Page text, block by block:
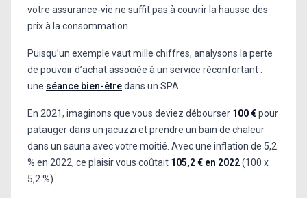
votre assurance-vie ne suffit pas à couvrir la hausse des
prix à la consommation.
Puisqu’un exemple vaut mille chiffres, analysons la perte
de pouvoir d’achat associée à un service réconfortant :
une séance bien-êtredans un SPA.
En 2021, imaginons que vous deviez débourser 100 €pour
patauger dans un jacuzzi et prendre un bain de chaleur
dans un sauna avec votre moitié. Avec une inflation de 5,2
% en 2022, ce plaisir vous coûtait 105,2 € en 2022(100 x
5,2 %).